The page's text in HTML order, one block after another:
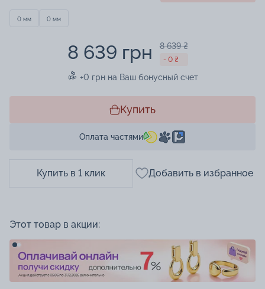
0 мм 0 мм
8 639 грн 8 639 ₴
- 0 ₴
+0 грн на Ваш бонусный счет
Купить
Оплата частями
Купить в 1 клик Добавить в избранное
Этот товар в акции: